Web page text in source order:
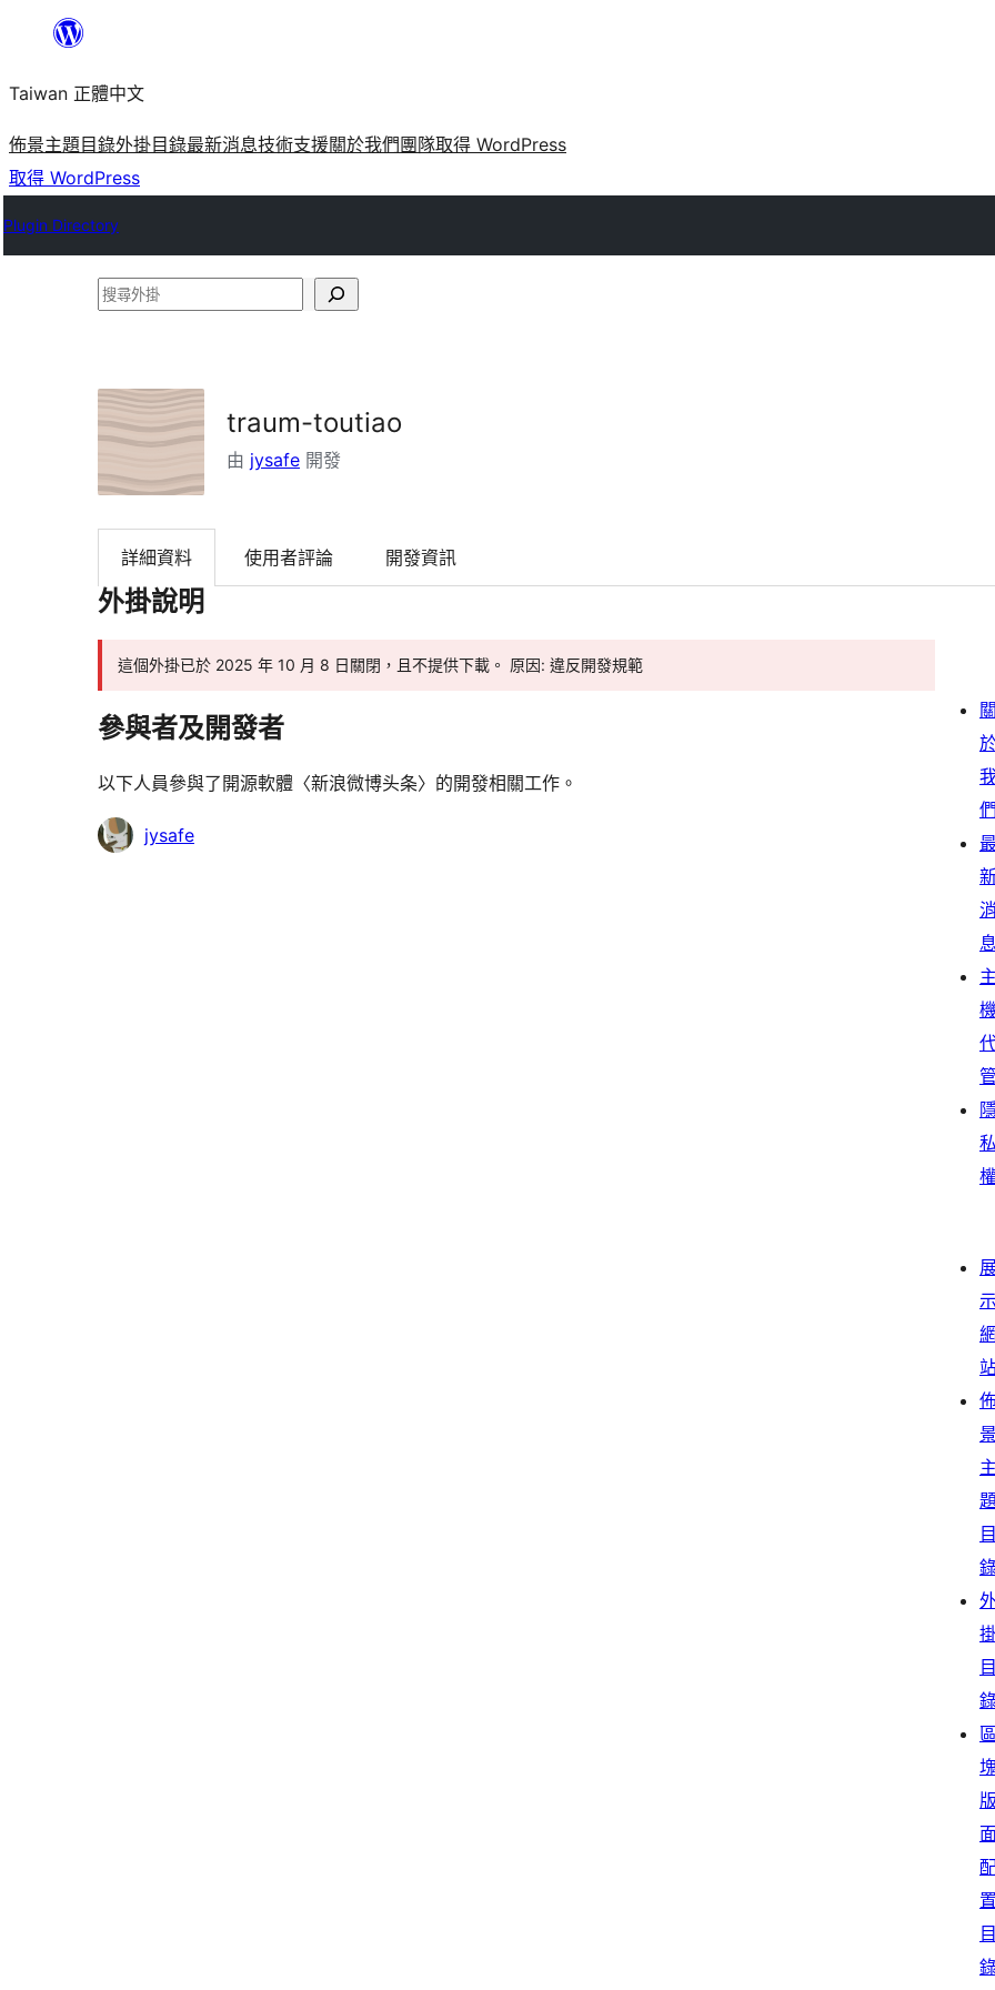
主
要
內
容
Taiwan 正體中文
佈景主題目錄外掛目錄最新消息技術支援關於我們 團隊取得 WordPress
取得 WordPress
Plugin Directory
搜
掛
traum-toutiao
由 jysafe 開發
詳細資料 使用者評論 開發資訊
外掛說明
這個外掛已於 2025 年 10 月 8 日關閉，且不提供下載。 原因: 違反開發規範
參與者及開發者
以下人員參與了開源軟體〈新浪微博头条〉的開發相關工作。
參
jysafe
關
們
最
消
息
主
私
網
景
主
目
目
區
版
置
目